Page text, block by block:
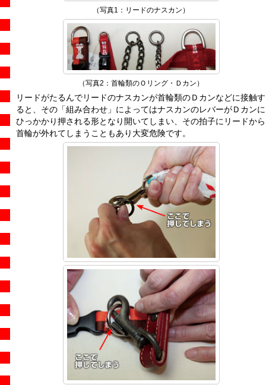
（写真1：リードのナスカン）
（写真2：首輪類のＯリング・Ｄカン）
リードがたるんでリードのナスカンが首輪類のＤカンなどに接触す
ると、その「組み合わせ」によってはナスカンのレバーがＤカンに
ひっかかり押される形となり開いてしまい、その拍子にリードから
首輪が外れてしまうこともあり大変危険です。